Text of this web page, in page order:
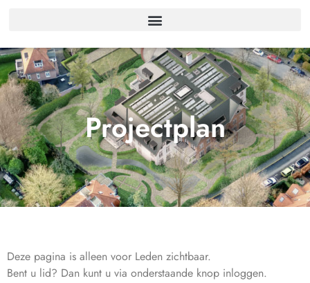
Projectplan
Deze pagina is alleen voor Leden zichtbaar.
Bent u lid? Dan kunt u via onderstaande knop inloggen.